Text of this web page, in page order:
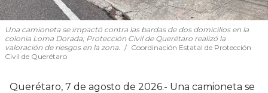
Una camioneta se impactó contra las bardas de dos domicilios en la
colonia Loma Dorada; Protección Civil de Querétaro realizó la
valoración de riesgos en la zona.
Coordinación Estatal de Protección
Civil de Querétaro
Querétaro, 7 de agosto de 2026.- Una camioneta se